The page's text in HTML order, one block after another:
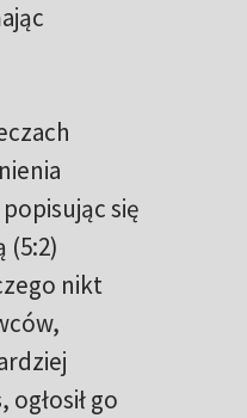
się
(5:2)
nikt
, ogłosił go